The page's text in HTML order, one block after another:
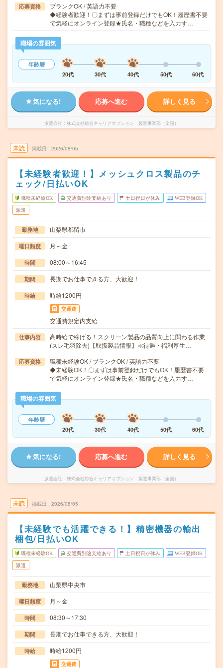
応募資格
ブランクOK / 英語力不要
◆経験者歓迎！〇まずは事前登録だけでもOK！履歴書不要
で気軽にオンライン登録★氏名・職種などを入力す…
職場の雰囲気
年齢層
20代
30代 40代 50代 60代
気になる! 応募へ進む 詳しく見る
派遣会社 株式会社綜合キャリアオプション 製造事業部（全国）
未読 掲載日 2026/08/05
【未経験者歓迎！】メッシュクロス製品のチ
ェック/日払いOK
職種未経験OK 交通費別途支給あり 土日祝日が休み WEB登録OK
派遣
勤務地 山梨県都留市
曜日頻度 月～金
時間 08:00～16:45
期間 長期でお仕事できる方、大歓迎！
時給 時給1200円
交通費
交通費規定内支給
仕事内容
高時給で稼げる！スクリーン製品の品質向上に関わる作業
(スレ毛羽除去)【取扱製品情報】≪待遇・福利厚生…
応募資格
職種未経験OK / ブランクOK / 英語力不要
◆未経験OK！〇まずは事前登録だけでもOK！履歴書不要
で気軽にオンライン登録★氏名・職種などを入力す…
職場の雰囲気
年齢層
20代
30代 40代 50代 60代
気になる! 応募へ進む 詳しく見る
派遣会社 株式会社綜合キャリアオプション 製造事業部（全国）
未読 掲載日 2026/08/05
【未経験でも活躍できる！】精密機器の輸出
梱包/日払いOK
職種未経験OK 交通費別途支給あり 土日祝日が休み WEB登録OK
派遣
勤務地 山梨県中央市
曜日頻度 月～金
時間 08:30～17:30
期間 長期でお仕事できる方、大歓迎！
時給 時給1200円
交通費